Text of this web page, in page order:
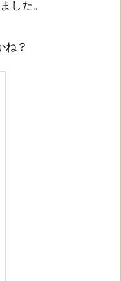
した。
ね？